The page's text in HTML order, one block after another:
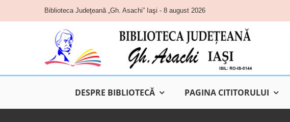
content
Biblioteca Judeţeană „Gh. Asachi” Iaşi - 8 august 2026
DESPRE BIBLIOTECĂ PAGINA CITITORULUI